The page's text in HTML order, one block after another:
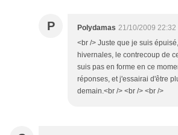
P Polydamas 21/10/2009 22:32
<br /> Juste que je suis
hivernales, le contrecoup de
suis pas en forme en ce
réponses, et j'essairai d'être
demain.<br /> <br /> <br />